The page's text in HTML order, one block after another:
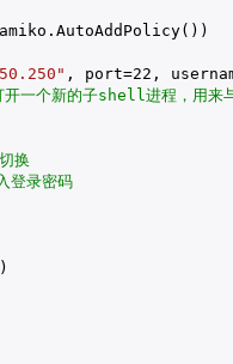
, port=22 ,
开一个新的子shell进程，用来
换
登录密码
)